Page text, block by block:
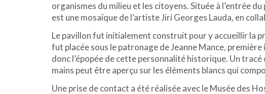
organismes du milieu et les citoyens. Située à l’entrée
est une mosaïque de l’artiste Jiri Georges Lauda, en
Le pavillon fut initialement construit pour y accueillir la
fut placée sous le patronage de Jeanne Mance,
donc l’épopée de cette personnalité historique. Un
mains peut être aperçu sur les éléments blancs qui
Une prise de contact a été réalisée avec le Musée des